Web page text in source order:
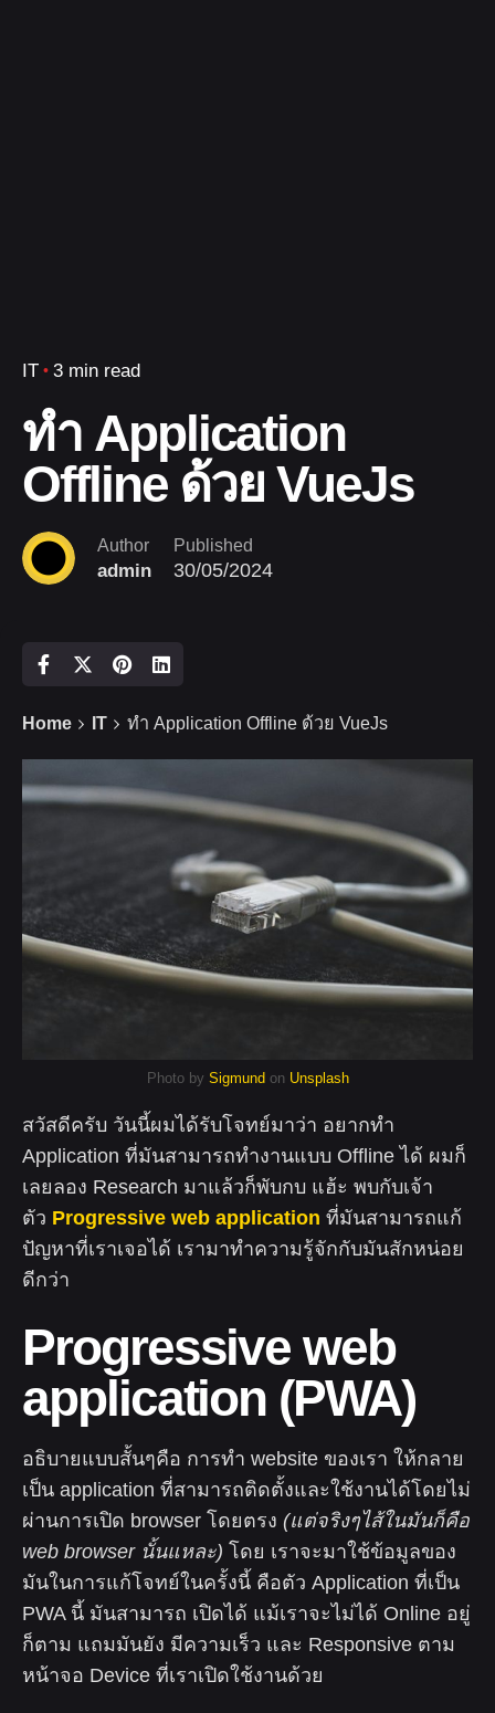
IT 3 min read
ทำ Application
Offline ด้วย VueJs
Author
admin
Published
30/05/2024
Home IT ทำ Application Offline ด้วย VueJs
Photo by Sigmundon Unsplash
สวัสดีครับ วันนี้ผมได้รับโจทย์มาว่า อยากทำ
Application ที่มันสามารถทำงานแบบ Offline ได้ ผมก็
เลยลอง Research มาแล้วก็พับกบ แฮ้ะ พบกับเจ้า
ตัว Progressive web application ที่มันสามารถแก้
ปัญหาที่เราเจอได้ เรามาทำความรู้จักกับมันสักหน่อย
ดีกว่า
Progressive web
application (PWA)
อธิบายแบบสั้นๆคือ การทำ website ของเรา ให้กลาย
เป็น application ที่สามารถติดตั้งและใช้งานได้โดยไม่
ผ่านการเปิด browser โดยตรง (แต่จริงๆไส้ในมันก็คือ
web browser นั้นแหละ) โดย เราจะมาใช้ข้อมูลของ
มันในการแก้โจทย์ในครั้งนี้ คือตัว Application ที่เป็น
PWA นี้ มันสามารถ เปิดได้ แม้เราจะไม่ได้ Online อยู่
ก็ตาม แถมมันยัง มีความเร็ว และ Responsive ตาม
หน้าจอ Device ที่เราเปิดใช้งานด้วย